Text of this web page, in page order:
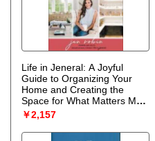
Life in Jeneral: A Joyful
Guide to Organizing Your
Home and Creating the
Space for What Matters Most
? The Soul Work of
Emotional Decluttering
（Robin Jen）
￥2,157